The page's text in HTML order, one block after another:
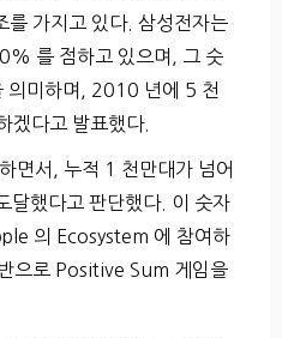
를 가지고 있다. 삼성전자는
를 점하고 있으며, 그 숫
의미하며, 2010 년에 5 천
겠다고 발표했다.
면서, 누적 1 천만대가 넘어
했다고 판단했다. 이 숫자
의 Ecosystem 에 참여하
으로 Positive Sum 게임을